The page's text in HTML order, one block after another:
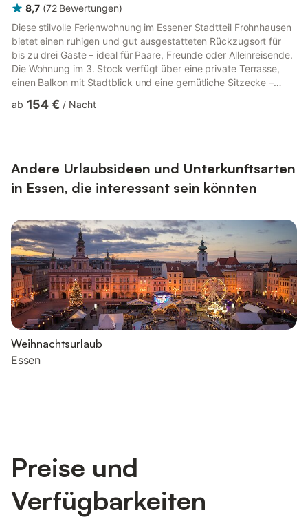
8,7 (72 Bewertungen)
Diese stilvolle Ferienwohnung im Essener Stadtteil Frohnhausen
bietet einen ruhigen und gut ausgestatteten Rückzugsort für
bis zu drei Gäste – ideal für Paare, Freunde oder Alleinreisende.
Die Wohnung im 3. Stock verfügt über eine private Terrasse,
einen Balkon mit Stadtblick und eine gemütliche Sitzecke –
ist mit einem Fernseher, einem Esstisch und einem Klappbett
Geschirrspüler un...
ab 154 € / Nacht
Andere Urlaubsideen und Unterkunftsarten
in Essen, die interessant sein könnten
Weihnachtsurlaub
Essen
Preise und
Verfügbarkeiten